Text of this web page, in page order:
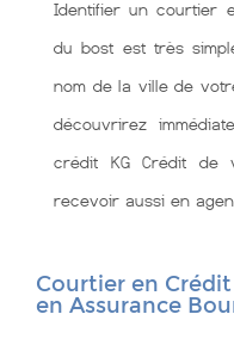
Identifier un courtier
du bost est très
nom de la ville de
découvrirez
crédit KG Crédit de
recevoir aussi en
Courtier en
en Assurance